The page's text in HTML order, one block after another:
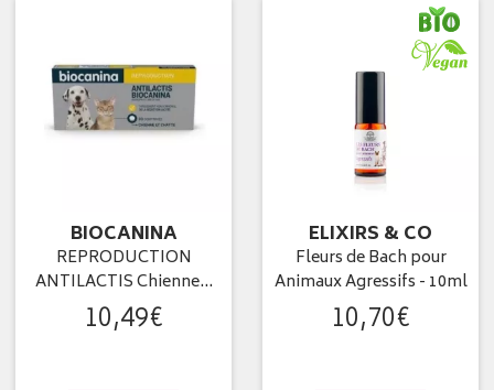
BIOCANINA
REPRODUCTION
ANTILACTIS Chienne…
10,49€
ELIXIRS & CO
Fleurs de Bach pour
Animaux Agressifs - 10ml
10,70€